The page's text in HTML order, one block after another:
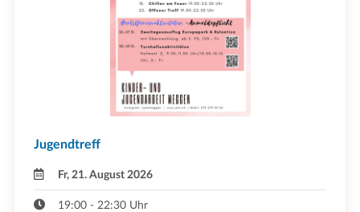
Jugendtreff
Fr, 21. August 2026
19:00 - 22:30 Uhr